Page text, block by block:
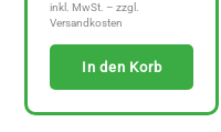
inkl. MwSt. – zzgl.
Versandkosten
In den Korb